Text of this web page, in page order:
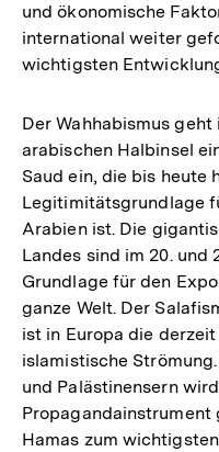
und ökonomische
international weiter
wichtigsten
Der Wahhabismus
arabischen Halbinsel
Saud ein, die bis heute
Legitimitätsgrundlage
Arabien ist. Die
Landes sind im 20. und
Grundlage für den
ganze Welt. Der
ist in Europa die
islamistische
und Palästinensern
Propagandainstrument
Hamas zum